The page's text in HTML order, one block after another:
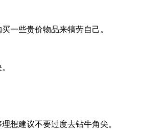
一些贵价物品来犒劳自己。
想建议不要过度去钻牛角尖。